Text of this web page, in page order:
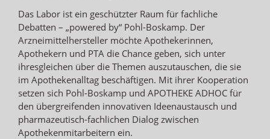
Das Labor ist ein geschützter Raum für fachliche
Debatten – „powered by“ Pohl-Boskamp. Der
Arzneimittelhersteller möchte Apothekerinnen,
Apothekern und PTA die Chance geben, sich unter
ihresgleichen über die Themen auszutauschen, die sie
im Apothekenalltag beschäftigen. Mit ihrer Kooperation
setzen sich Pohl-Boskamp und APOTHEKE ADHOC für
den übergreifenden innovativen Ideenaustausch und
pharmazeutisch-fachlichen Dialog zwischen
Apothekenmitarbeitern ein.